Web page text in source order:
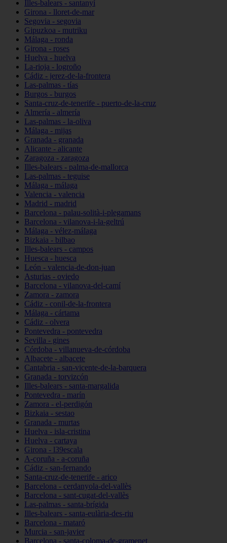
Illes-balears - santanyí
Girona - lloret-de-mar
Segovia - segovia
Gipuzkoa - mutriku
Málaga - ronda
Girona - roses
Huelva - huelva
La-rioja - logroño
Cádiz - jerez-de-la-frontera
Las-palmas - tías
Burgos - burgos
Santa-cruz-de-tenerife - puerto-de-la-cruz
Almería - almería
Las-palmas - la-oliva
Málaga - mijas
Granada - granada
Alicante - alicante
Zaragoza - zaragoza
Illes-balears - palma-de-mallorca
Las-palmas - teguise
Málaga - málaga
Valencia - valencia
Madrid - madrid
Barcelona - palau-solità-i-plegamans
Barcelona - vilanova-i-la-geltrú
Málaga - vélez-málaga
Bizkaia - bilbao
Illes-balears - campos
Huesca - huesca
León - valencia-de-don-juan
Asturias - oviedo
Barcelona - vilanova-del-camí
Zamora - zamora
Cádiz - conil-de-la-frontera
Málaga - cártama
Cádiz - olvera
Pontevedra - pontevedra
Sevilla - gines
Córdoba - villanueva-de-córdoba
Albacete - albacete
Cantabria - san-vicente-de-la-barquera
Granada - torvizcón
Illes-balears - santa-margalida
Pontevedra - marín
Zamora - el-perdigón
Bizkaia - sestao
Granada - murtas
Huelva - isla-cristina
Huelva - cartaya
Girona - l39escala
A-coruña - a-coruña
Cádiz - san-fernando
Santa-cruz-de-tenerife - arico
Barcelona - cerdanyola-del-vallès
Barcelona - sant-cugat-del-vallès
Las-palmas - santa-brígida
Illes-balears - santa-eulària-des-riu
Barcelona - mataró
Murcia - san-javier
Barcelona - santa-coloma-de-gramenet